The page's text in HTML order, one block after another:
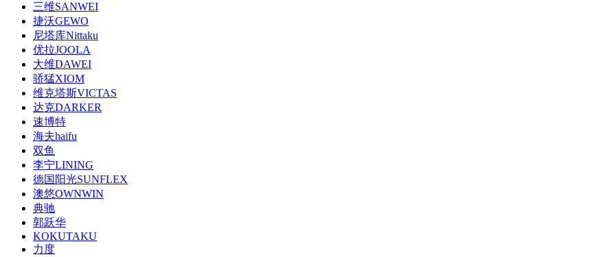
三维SANWEI
捷沃GEWO
尼塔库Nittaku
优拉JOOLA
大维DAWEI
骄猛XIOM
维克塔斯VICTAS
达克DARKER
速博特
海夫haifu
双鱼
李宁LINING
德国阳光SUNFLEX
澳悠OWNWIN
典驰
郭跃华
KOKUTAKU
力度